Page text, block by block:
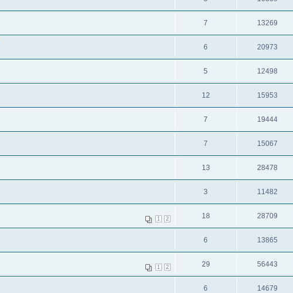
7 13269
6 20973
5 12498
12 15953
7 19444
7 15067
13 28478
3 11482
1 2 18 28709
6 13865
1 2 29 56443
6 14679